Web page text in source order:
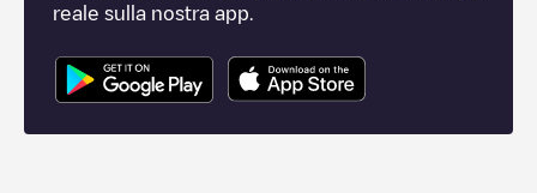
reale sulla nostra app.